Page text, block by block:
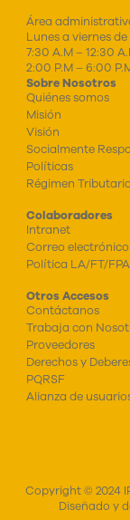
Área
Lunes a viernes de
7:30 A.M – 12:30
2:00 P.M – 6:00
Sobre Nosotros
Quiénes somos
Misión
Visión
Socialmente
Políticas
Régimen
Colaboradores
Intranet
Correo electrónico
Política LA/FT/
Otros Accesos
Contáctanos
Trabaja con
Proveedores
Derechos y
PQRSF
Alianza de
Copyright © 2024
Diseñado y